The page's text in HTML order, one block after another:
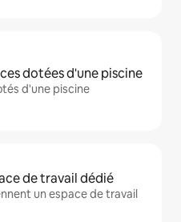
dotées d'une piscine
d'une piscine
de travail dédié
un espace de travail